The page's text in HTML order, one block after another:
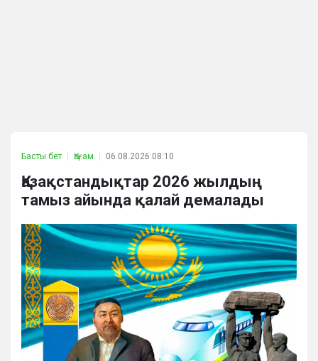
Басты бет Қоғам 06.08.2026 08:10
Қазақстандықтар 2026 жылдың
тамыз айында қалай демалады